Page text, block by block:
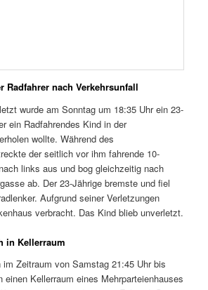
Radfahrer nach Verkehrsunfall
wurde am Sonntag um 18:35 Uhr ein 23-
ein Radfahrendes Kind in der
wollte. Während des
der seitlich vor ihm fahrende 10-
links aus und bog gleichzeitig nach
ab. Der 23-Jährige bremste und fiel
Aufgrund seiner Verletzungen
verbracht. Das Kind blieb unverletzt.
in Kellerraum
im Zeitraum von Samstag 21:45 Uhr bis
einen Kellerraum eines Mehrparteienhauses